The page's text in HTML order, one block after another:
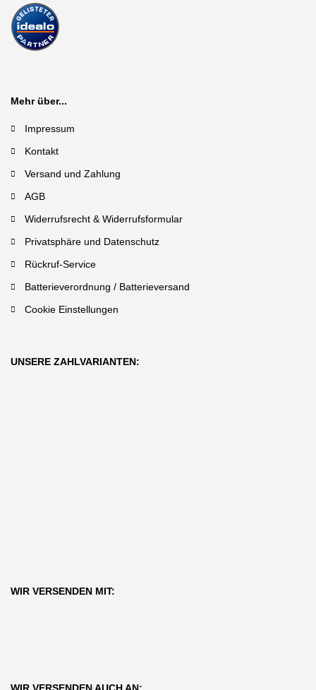
Mehr über...
Impressum
Kontakt
Versand und Zahlung
AGB
Widerrufsrecht & Widerrufsformular
Privatsphäre und Datenschutz
Rückruf-Service
Batterieverordnung / Batterieversand
Cookie Einstellungen
UNSERE ZAHLVARIANTEN:
WIR VERSENDEN MIT: